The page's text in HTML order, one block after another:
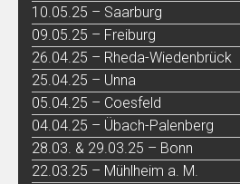
10.05.25 – Saarburg
09.05.25 – Freiburg
26.04.25 – Rheda-Wiedenbrück
25.04.25 – Unna
05.04.25 – Coesfeld
04.04.25 – Übach-Palenberg
28.03. & 29.03.25 – Bonn
22.03.25 – Mühlheim a. M.